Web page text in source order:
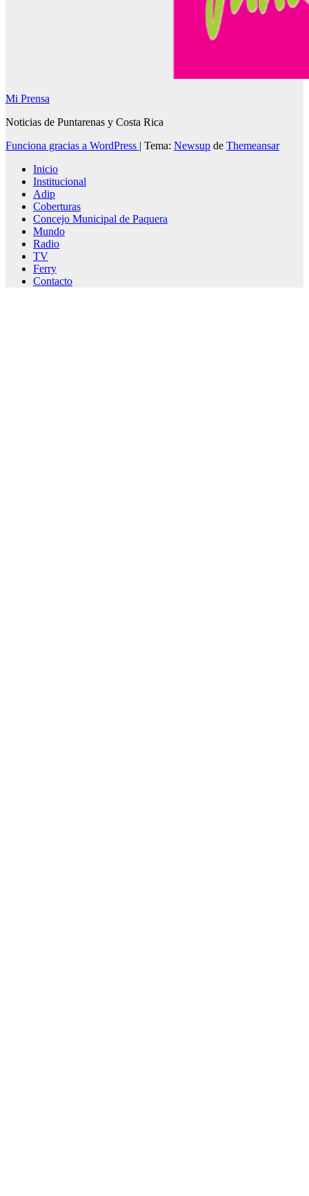
Mi Prensa
Noticias de Puntarenas y Costa Rica
Funciona gracias a WordPress | Tema: Newsup de Themeansar
Inicio
Institucional
Adip
Coberturas
Concejo Municipal de Paquera
Mundo
Radio
TV
Ferry
Contacto